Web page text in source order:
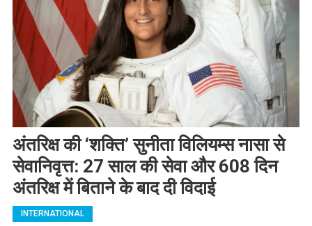
अंतरिक्ष की ‘शक्ति’ सुनीता विलियम्स नासा से
सेवानिवृत्त: 27 साल की सेवा और 608 दिन
अंतरिक्ष में बिताने के बाद दी विदाई
INTERNATIONAL